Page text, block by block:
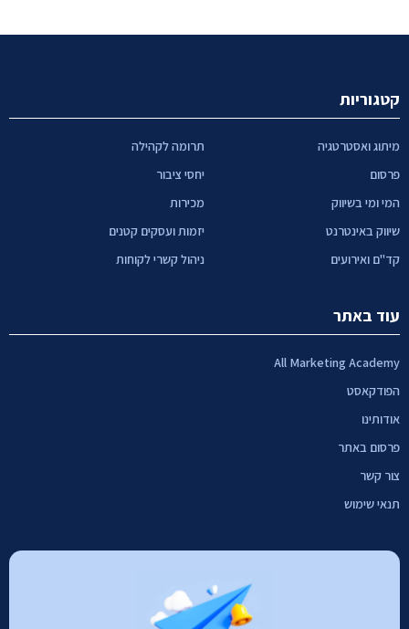
קטגוריות
מיתוג ואסטרטגיה
פרסום
המי ומי בשיווק
שיווק באינטרנט
קד"ם ואירועים
תרומה לקהילה
יחסי ציבור
מכירות
יזמות ועסקים קטנים
ניהול קשרי לקוחות
עוד באתר
All Marketing Academy
הפודקאסט
אודותינו
פרסום באתר
צור קשר
תנאי שימוש